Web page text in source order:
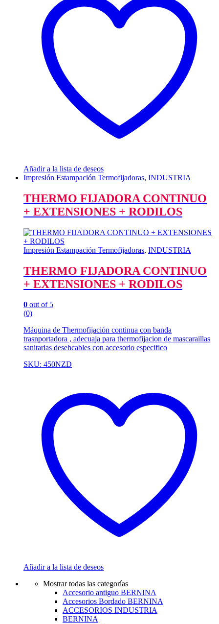
Añadir a la lista de deseos
Impresión Estampación Termofijadoras, INDUSTRIA
THERMO FIJADORA CONTINUO
+ EXTENSIONES + RODILOS
Impresión Estampación Termofijadoras, INDUSTRIA
THERMO FIJADORA CONTINUO
+ EXTENSIONES + RODILOS
0 out of 5
(0)
Máquina de Thermofijación continua con banda
trasnportadora , adecuaja para thermofijacion de mascaraillas
sanitarias desehcables con accesorio especifico
SKU: 450NZD
Añadir a la lista de deseos
Mostrar todas las categorías
Accesorio antiguo BERNINA
Accesorios Bordado BERNINA
ACCESORIOS INDUSTRIA
BERNINA